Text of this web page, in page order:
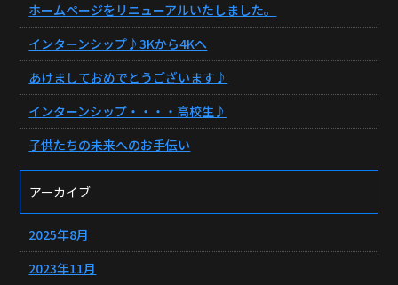
ホームページをリニューアルいたしました。
インターンシップ♪3Kから4Kへ
あけましておめでとうございます♪
インターンシップ・・・・高校生♪
子供たちの未来へのお手伝い
アーカイブ
2025年8月
2023年11月